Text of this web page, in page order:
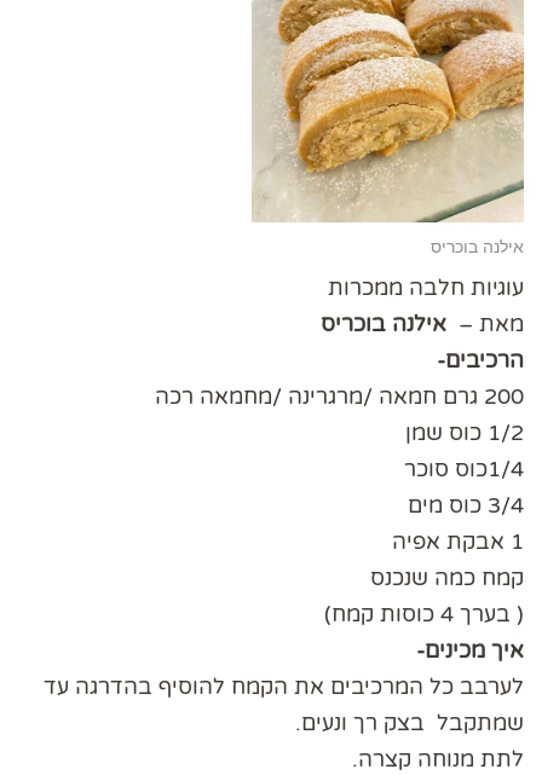
אילנה בוכריס
עוגיות חלבה ממכרות
מאת – אילנה בוכריס
הרכיבים-
200 גרם חמאה /מרגרינה /מחמאה רכה
1/2 כוס שמן
1/4כוס סוכר
3/4 כוס מים
1 אבקת אפיה
קמח כמה שנכנס
( בערך 4 כוסות קמח)
איך מכינים-
לערבב כל המרכיבים את הקמח להוסיף בהדרגה עד
שמתקבל בצק רך ונעים.
לתת מנוחה קצרה.